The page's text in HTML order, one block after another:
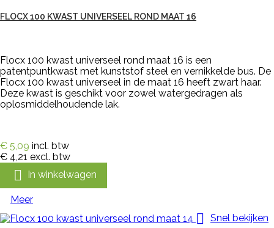
FLOCX 100 KWAST UNIVERSEEL ROND MAAT 16
Flocx 100 kwast universeel rond maat 16 is een
patentpuntkwast met kunststof steel en vernikkelde bus. De
Flocx 100 kwast universeel in de maat 16 heeft zwart haar.
Deze kwast is geschikt voor zowel watergedragen als
oplosmiddelhoudende lak.
€ 5,09 incl. btw
€ 4,21 excl. btw
 In winkelwagen
Meer
 Snel bekijken